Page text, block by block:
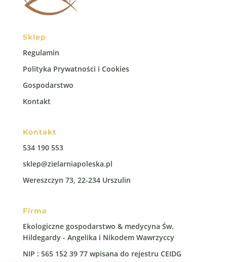
Sklep
Regulamin
Polityka Prywatności i Cookies
Gospodarstwo
Kontakt
Kontakt
534 190 553
sklep@zielarniapoleska.pl
Wereszczyn 73, 22-234 Urszulin
Firma
Ekologiczne gospodarstwo & medycyna Św.
Hildegardy - Angelika i Nikodem Wawrzyccy
NIP : 565 152 39 77 wpisana do rejestru CEIDG